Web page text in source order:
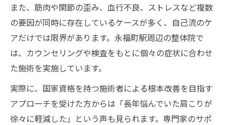
また、筋肉や関節の歪み、血行不良、ストレスなど複数
の要因が同時に存在しているケースが多く、自己流のケ
アだけでは限界があります。永福町駅周辺の整体院で
は、カウンセリングや検査をもとに個々の症状に合わせ
た施術を実施しています。
実際に、国家資格を持つ施術者による根本改善を目指す
アプローチを受けた方からは「長年悩んでいた肩こりが
徐々に軽減した」という声も見られます。専門家のサポ